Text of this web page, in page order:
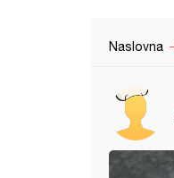
Naslovna